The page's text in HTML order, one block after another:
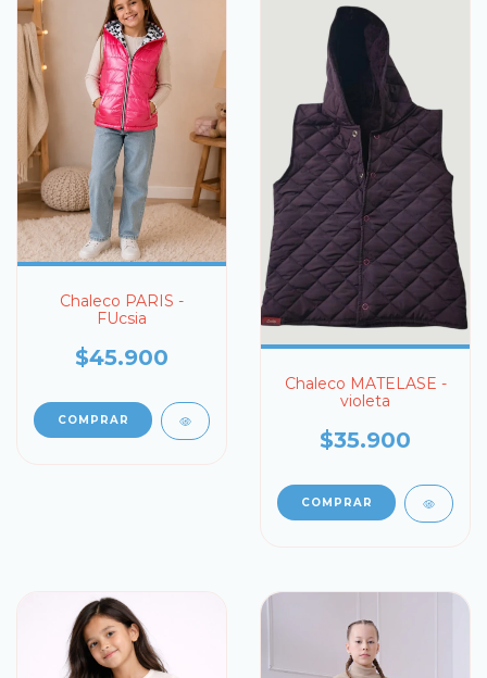
Chaleco PARIS -
FUcsia
$45.900
COMPRAR
Chaleco MATELASE -
violeta
$35.900
COMPRAR